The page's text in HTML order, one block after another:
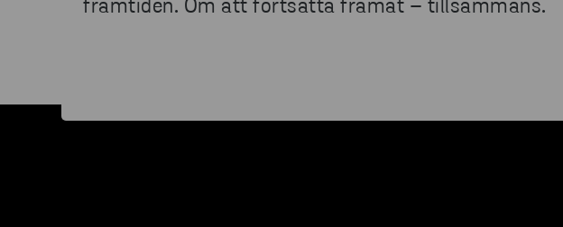
framtiden. Om att fortsätta framåt – tillsammans.